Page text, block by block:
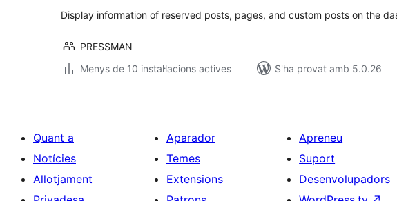
Display information of reserved posts, pages, and custom posts on the
PRESSMAN
Menys de 10 instal·lacions actives
S'ha provat amb 5.0.26
Quant a
Notícies
Allotjament
Aparador
Temes
Extensions
Apreneu
Suport
Desenvolupadors